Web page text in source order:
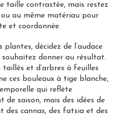
taille contrastée, mais restez
au même matériau pour
et coordonnée.
décidez de l’audace
souhaitez donner au résultat.
et d’arbres à feuilles
ces bouleaux à tige blanche,
qui reflète
de saison, mais des idées de
des cannas, des fatsia et des